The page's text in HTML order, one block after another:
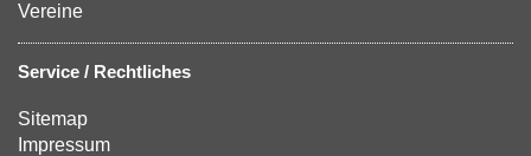
Vereine
Service / Rechtliches
Sitemap
Impressum